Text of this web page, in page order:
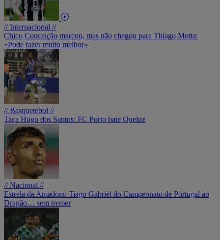
// Internacional //
Chico Conceição marcou, mas não chegou para Thiago Motta:
«Pode fazer muito melhor»
// Basquetebol //
Taça Hugo dos Santos: FC Porto bate Queluz
// Nacional //
Estrela da Amadora: Tiago Gabriel do Campeonato de Portugal ao
Dragão… sem tremer